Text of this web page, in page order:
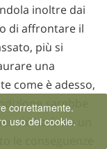
inoltre dai
di affrontare il
più si
una
come è adesso,
sarebbe
chi ha fatto un
le conseguenze
correttamente.
uso dei cookie.